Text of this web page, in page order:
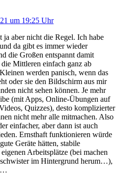
um 19:25 Uhr
ja aber nicht die Regel. Ich habe
da gibt es immer wieder
die Großen entspannt damit
Mittleren einfach ganz ab
werden panisch, wenn das
oder sie den Bildschirm aus mir
nicht sehen können. Je mehr
(mit Apps, Online-Übungen auf
Quizzes), desto komplizierter
nicht mehr alle mitmachen. Also
einfacher, aber dann ist auch
Ernsthaft funktionieren würde
Geräte hätten, stabile
Arbeitsplätze (bei machen
im Hintergrund herum…),